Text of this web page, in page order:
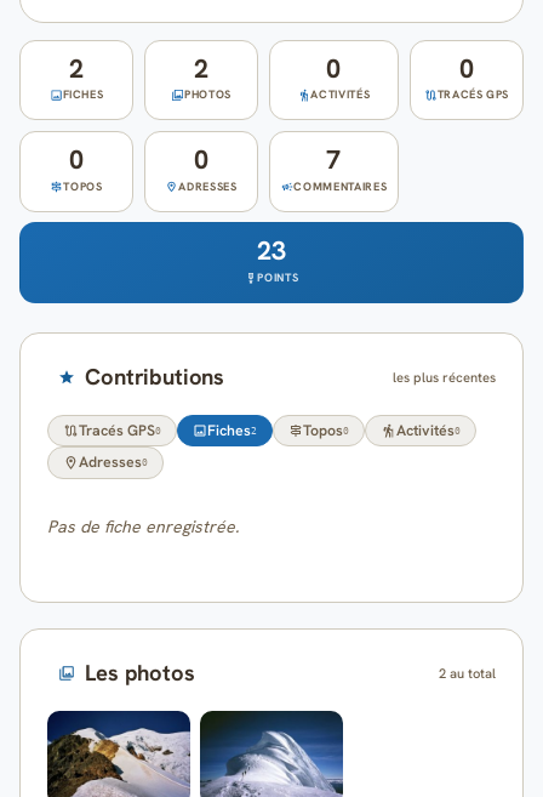
Blog
Mon compte
2
FICHES
2
PHOTOS
0
ACTIVITÉS
0
TRACÉS GPS
0
TOPOS
0
ADRESSES
7
COMMENTAIRES
23
POINTS
Contributions les plus récentes
Tracés GPS0 Fiches2 Topos0 Activités0
Adresses0
Pas de fiche enregistrée.
Les photos 2 au total